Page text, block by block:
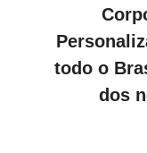
todo o
dos